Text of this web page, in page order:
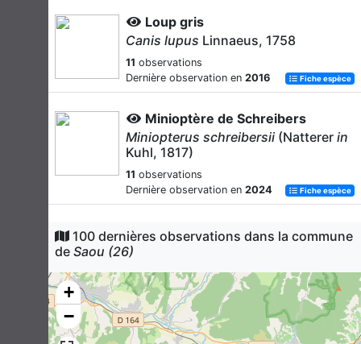
Loup gris
Canis lupus Linnaeus, 1758
11 observations
Dernière observation en 2016 Fiche espèce
Minioptère de Schreibers
Miniopterus schreibersii (Natterer in
Kuhl, 1817)
11 observations
Dernière observation en 2024 Fiche espèce
Blaireau européen
Meles meles
10observations
Dernière observation en2021 Fiche espèce
Sanglier
100 dernières observations dans la commune
de Saou (26)
+
−